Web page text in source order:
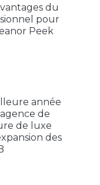
du
pour
Peek
année
de
de luxe
des